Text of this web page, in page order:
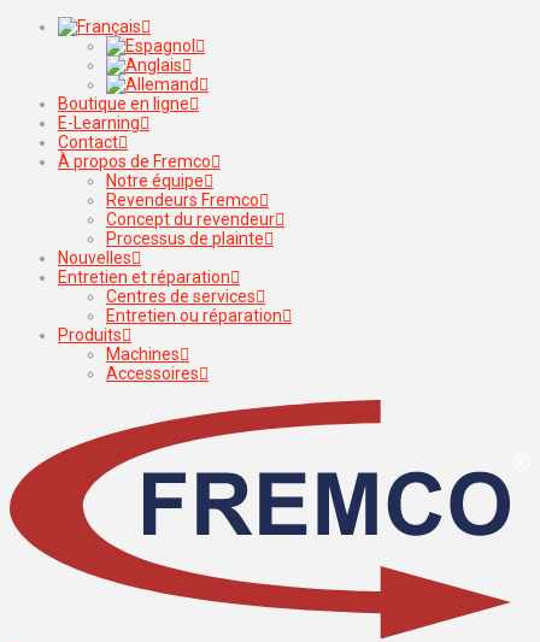
Boutique en ligne
E-Learning
Contact
À propos de Fremco
Notre équipe
Revendeurs Fremco
Concept du revendeur
Processus de plainte
Nouvelles
Entretien et réparation
Centres de services
Entretien ou réparation
Produits
Machines
Accessoires